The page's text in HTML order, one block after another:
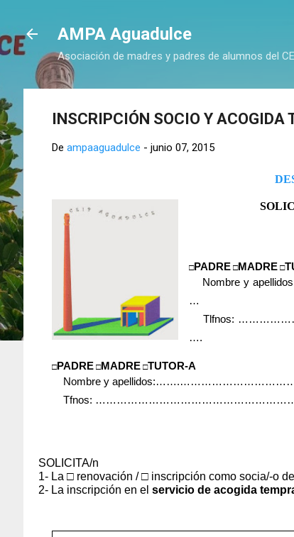
AMPA Aguadulce
Asociación de madres y padres de alumnos del
INSCRIPCIÓN SOCIO Y
De ampaaguadulce - junio 07, 2015
□PADRE □MADRE □
Nombre y
…
Tlfnos:
….
□PADRE □MADRE □TUTOR-A
Nombre y
Tfnos:
SOLICITA/n
1- La□ renovación /□ inscripción como socia/-o
2- La inscripción en elservicio de acogida